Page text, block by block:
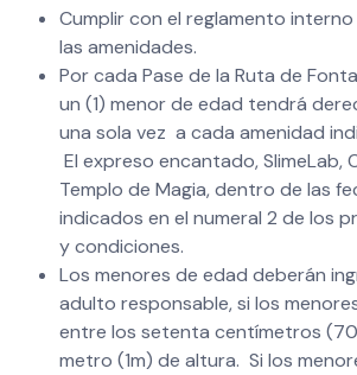
Cumplir con el reglamento
las amenidades.
Por cada Pase de la Ruta de
un (1) menor de edad tendrá
una sola vez a cada amenidad
El expreso encantado, SlimeLab,
Templo de Magia, dentro de las
indicados en el numeral 2 de los
y condiciones.
Los menores de edad deberán
adulto responsable, si los
entre los setenta centímetros
metro (1m) de altura. Si los